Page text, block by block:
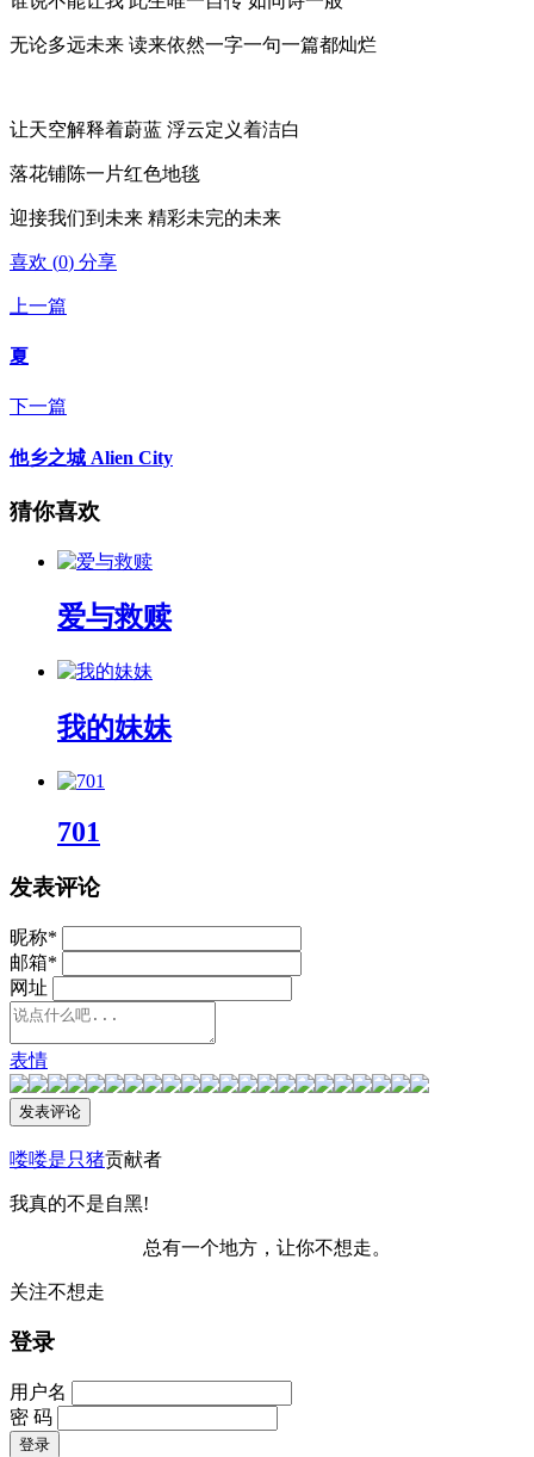
无论多远未来 读来依然一字一句一篇都灿烂
让天空解释着蔚蓝 浮云定义着洁白
落花铺陈一片红色地毯
迎接我们到未来 精彩未完的未来
喜欢 (0) 分享
上一篇
夏
下一篇
他乡之城 Alien City
猜你喜欢
爱与救赎
我的妹妹
701
发表评论
昵称*
邮箱*
网址
表情
喽喽是只猪贡献者
我真的不是自黑!
总有一个地方，让你不想走。
关注不想走
登录
用户名
密 码